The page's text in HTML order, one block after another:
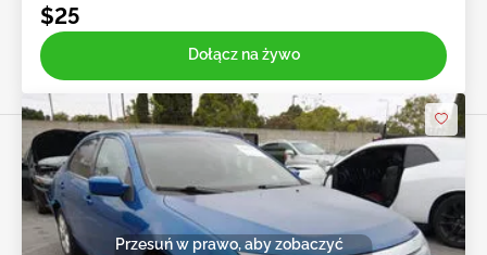
$25
Dołącz na żywo
Przesuń w prawo, aby zobaczyć